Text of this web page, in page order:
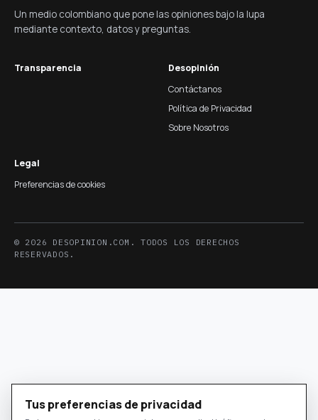
Un medio colombiano que pone las opiniones bajo la lupa
mediante contexto, datos y preguntas.
Transparencia
Desopinión
Contáctanos
Política de Privacidad
Sobre Nosotros
Legal
Preferencias de cookies
© 2026 DESOPINION.COM. TODOS LOS DERECHOS
RESERVADOS.
Tus preferencias de privacidad